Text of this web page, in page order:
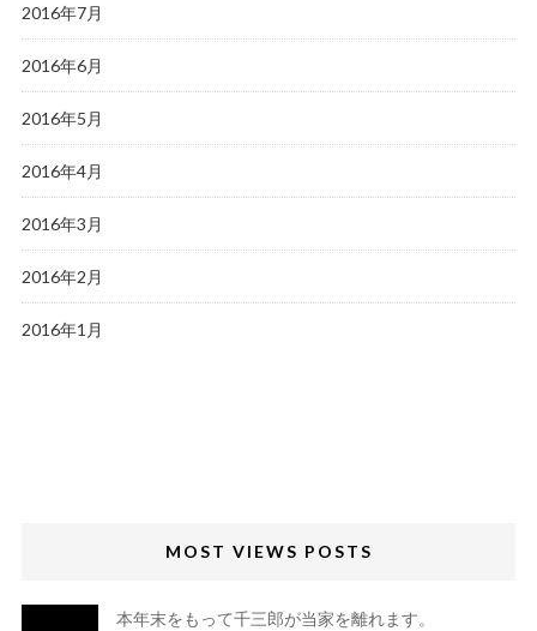
2016年7月
2016年6月
2016年5月
2016年4月
2016年3月
2016年2月
2016年1月
MOST VIEWS POSTS
本年末をもって千三郎が当家を離れます。